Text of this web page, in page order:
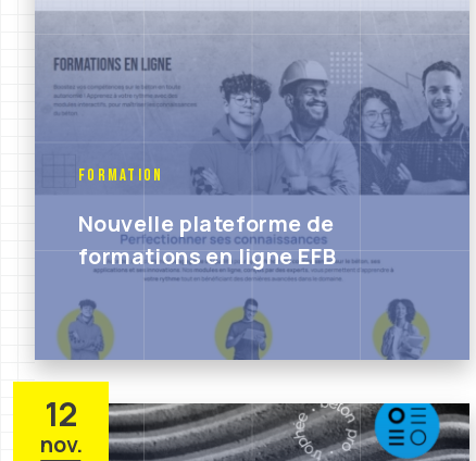
Formation
Nouvelle plateforme de
formations en ligne EFB
12
nov.